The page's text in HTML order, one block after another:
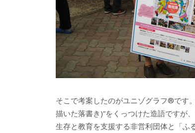
そこで考案したのがユニゾグラフ®です
描いた落書き)”をくっつけた造語ですが
生存と教育を支援する非営利団体と「